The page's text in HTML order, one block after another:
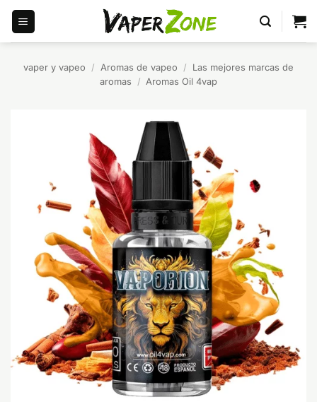
Saltar
contenido
vaper y vapeo / Aromas de vapeo /
Las mejores marcas de
aromas
/ Aromas Oil 4vap